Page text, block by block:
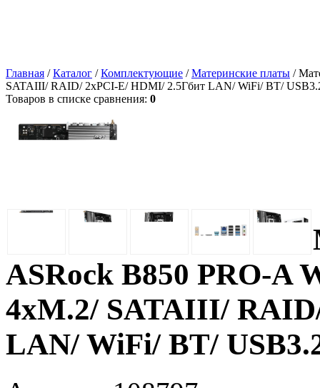
Главная /Каталог /Комплектующие /Материнские платы /
SATAIII/ RAID/ 2xPCI-E/ HDMI/ 2.5Гбит LAN/ WiFi/ BT/
Товаров в списке сравнения: 0
ASRock B850 PRO-A
4xM.2/ SATAIII/
LAN/ WiFi/ BT/